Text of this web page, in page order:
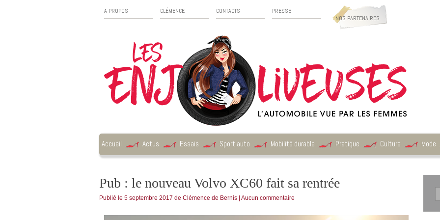
A PROPOS CLÉMENCE CONTACTS
PRESSE
NOS PARTENAIRES
Accueil Actus Essais Sport auto Mobilité durable Pratique Culture Mode
Pub : le nouveau Volvo XC60 fait sa rentrée
Publié le 5 septembre 2017 de Clémence de Bernis Aucun commentaire